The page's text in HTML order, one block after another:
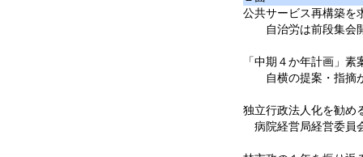
公共サービス再構築
自治労は前段集会
「中期４か年計画」素
自横の提案・指摘
独立行政法人化を勧め
病院経営局経営委員